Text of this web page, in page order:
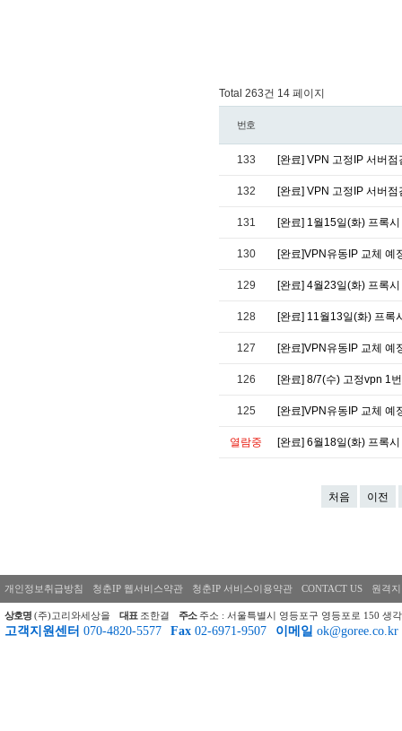
Total 263건 14 페이지
번호
133 [완료] VPN 고정IP 서버
132 [완료] VPN 고정IP 서버
131 [완료] 1월15일(화) 프록
130 [완료]VPN유동IP 교체 예
129 [완료] 4월23일(화) 프록
128 [완료] 11월13일(화) 프록
127 [완료]VPN유동IP 교체 예
126 [완료] 8/7(수) 고정vpn 1
125 [완료]VPN유동IP 교체 예
열람중 [완료] 6월18일(화) 프록
처음 이전
개인정보취급방침 청춘IP 웹서비스약관 청춘IP 서비스이용약관 CONTACT US 원격
상호명 (주)고리와세상을 대표 조한결 주소 주소 : 서울특별시 영등포구 영등포로 150 생
고객지원센터 070-4820-5577 Fax 02-6971-9507 이메일 ok@goree.co.kr